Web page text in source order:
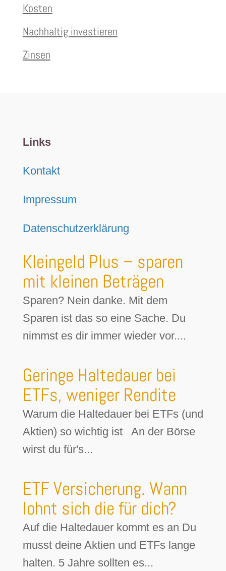
Kosten
Nachhaltig investieren
Zinsen
Links
Kontakt
Impressum
Datenschutzerklärung
Kleingeld Plus – sparen
mit kleinen Beträgen
Sparen? Nein danke. Mit dem
Sparen ist das so eine Sache. Du
nimmst es dir immer wieder vor....
Geringe Haltedauer bei
ETFs, weniger Rendite
Warum die Haltedauer bei ETFs (und
Aktien) so wichtig ist An der Börse
wirst du für's...
ETF Versicherung. Wann
lohnt sich die für dich?
Auf die Haltedauer kommt es an Du
musst deine Aktien und ETFs lange
halten. 5 Jahre sollten es...